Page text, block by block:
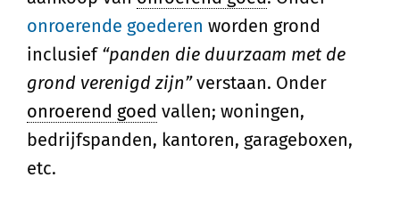
onroerende goederen worden grond
inclusief “panden die duurzaam met de
grond verenigd zijn”verstaan. Onder
onroerend goed vallen; woningen,
bedrijfspanden, kantoren, garageboxen,
etc.